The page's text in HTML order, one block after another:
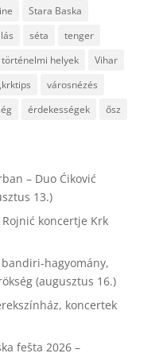
Stara Baska
séta
tenger
történelmi helyek
Vihar
városnézés
érdekességek ősz
– Duo Ćiković
13.)
koncertje Krk
hagyomány,
(augusztus 16.)
koncertek
fešta 2026 –